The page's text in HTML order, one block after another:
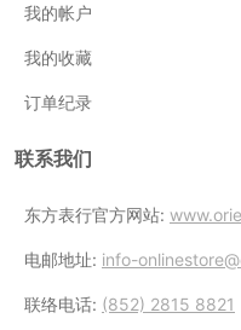
我的帐户
我的收藏
订单纪录
联系我们
东方表行官方网站:
电邮地址: info-
联络电话: (852) 2815 8821